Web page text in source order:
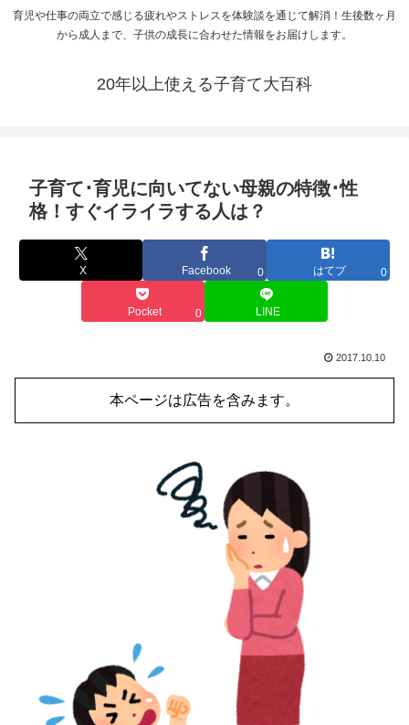
育児や仕事の両立で感じる疲れやストレスを体験談を通じて解消！生後数ヶ月
から成人まで、子供の成長に合わせた情報をお届けします。
20年以上使える子育て大百科
子育て･育児に向いてない母親の特徴･性
格！すぐイライラする人は？
X Facebook 0 はてブ 0
Pocket 0 LINE
2017.10.10
本ページは広告を含みます。